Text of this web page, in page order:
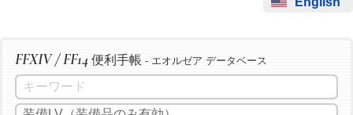
FFXIV / FF14 便利手帳 - エオルゼア データベース